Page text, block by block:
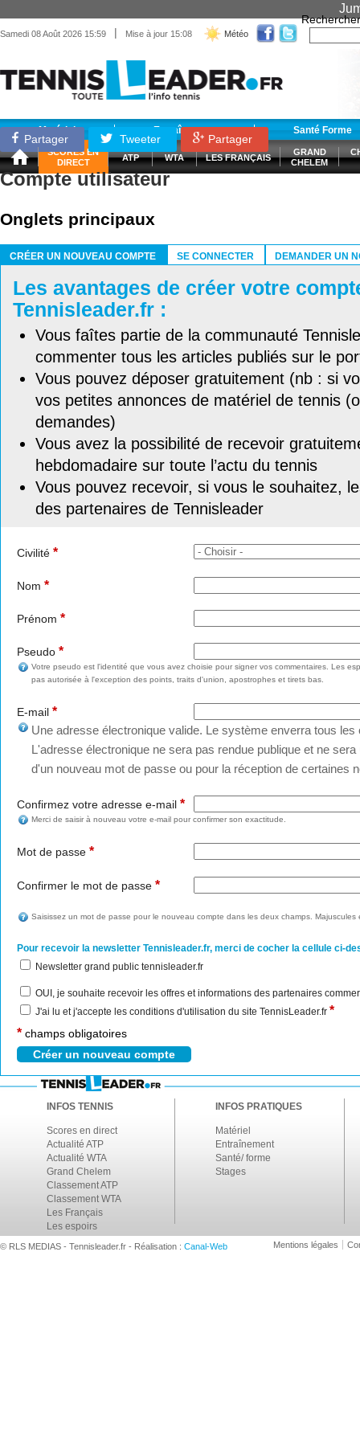
Samedi 08 Août 2026 15:59 | Mise à jour 15:08 Météo
Rechercher
Matériel Entraînement Santé Forme
SCORES EN
DIRECT
ATP WTA LES FRANÇAIS
GRAND
CHELEM
Partager Tweeter Partager
Compte utilisateur
Onglets principaux
CRÉER UN NOUVEAU COMPTE
SE CONNECTER DEMANDER UN
Les avantages de créer votre
Tennisleader.fr :
Vous faîtes partie de la communauté
commenter tous les articles publiés sur le
Vous pouvez déposer gratuitement (nb : si
vos petites annonces de matériel de tennis
demandes)
Vous avez la possibilité de recevoir
hebdomadaire sur toute l’actu du tennis
Vous pouvez recevoir, si vous le souhaitez,
des partenaires de Tennisleader
Civilité *
Nom *
Prénom *
Pseudo *
Votre pseudo est l'identité que vous avez choisie pour signer vos commentaires. Les
pas autorisée à l'exception des points, traits d'union, apostrophes et tirets bas.
E-mail *
Une adresse électronique valide. Le système enverra tous
L'adresse électronique ne sera pas rendue publique et ne
d'un nouveau mot de passe ou pour la réception de certaines
Confirmez votre adresse e-mail *
Merci de saisir à nouveau votre e-mail pour confirmer son exactitude.
Mot de passe *
Confirmer le mot de passe *
Saisissez un mot de passe pour le nouveau compte dans les deux champs. Majuscules
Pour recevoir la newsletter Tennisleader.fr, merci de cocher la cellule ci-
Newsletter grand public tennisleader.fr
OUI, je souhaite recevoir les offres et informations des partenaires
J'ai lu et j'accepte les conditions d'utilisation du site TennisLeader.fr *
* champs obligatoires
INFOS TENNIS
Scores en direct
Actualité ATP
Actualité WTA
Grand Chelem
Classement ATP
Classement WTA
Les Français
Les espoirs
INFOS PRATIQUES
Matériel
Entraînement
Santé/ forme
Stages
© RLS MEDIAS - Tennisleader.fr - Réalisation : Canal-Web Mentions légales